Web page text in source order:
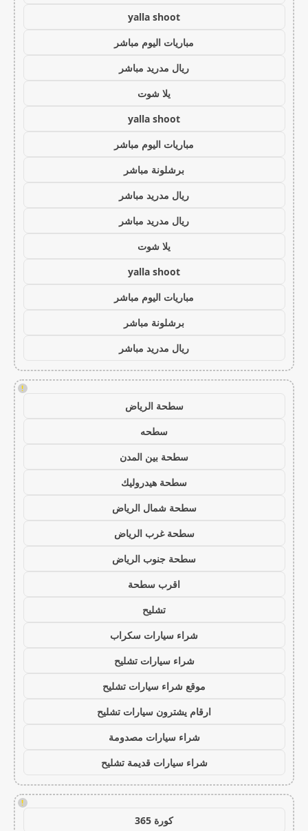
yalla shoot
مباريات اليوم مباشر
ريال مدريد مباشر
يلا شوت
yalla shoot
مباريات اليوم مباشر
برشلونة مباشر
ريال مدريد مباشر
ريال مدريد مباشر
يلا شوت
yalla shoot
مباريات اليوم مباشر
برشلونة مباشر
ريال مدريد مباشر
!
سطحة الرياض
سطحه
سطحة بين المدن
سطحة هيدروليك
سطحة شمال الرياض
سطحة غرب الرياض
سطحة جنوب الرياض
اقرب سطحة
تشليح
شراء سيارات سكراب
شراء سيارات تشليح
موقع شراء سيارات تشليح
ارقام يشترون سيارات تشليح
شراء سيارات مصدومة
شراء سيارات قديمة تشليح
!
كورة 365